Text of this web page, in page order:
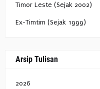
Timor Leste (Sejak 2002)
Ex-Timtim (Sejak 1999)
Arsip Tulisan
2026